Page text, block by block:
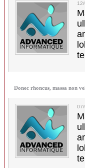
Donec rhoncus, massa non